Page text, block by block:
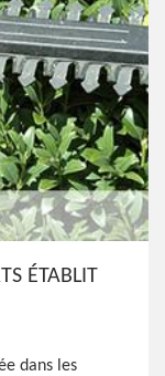
ÉTABLIT
dans les